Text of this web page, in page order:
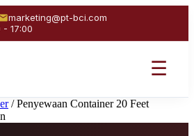
marketing@pt-bci.com
17:00
☰
/ Penyewaan Container 20 Feet